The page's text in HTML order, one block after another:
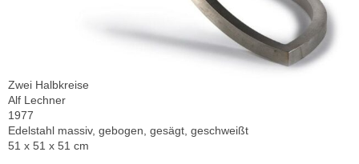
Zwei Halbkreise
Alf Lechner
1977
Edelstahl massiv, gebogen, gesägt, geschweißt
51 x 51 x 51 cm